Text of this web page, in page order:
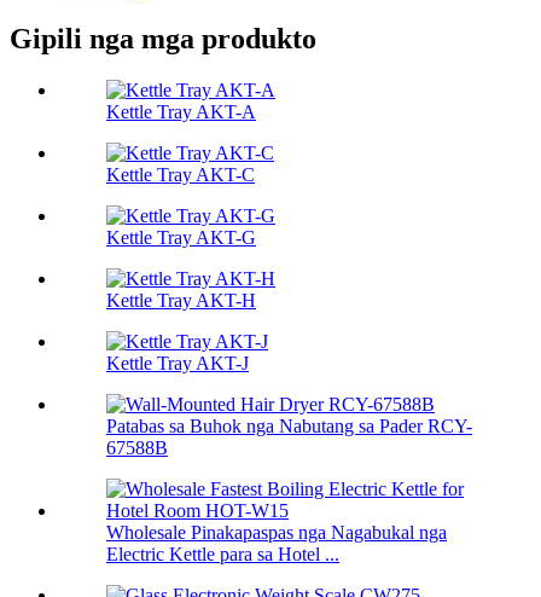
Gipili nga mga produkto
Kettle Tray AKT-A
Kettle Tray AKT-C
Kettle Tray AKT-G
Kettle Tray AKT-H
Kettle Tray AKT-J
Patabas sa Buhok nga Nabutang sa Pader RCY-
67588B
Wholesale Pinakapaspas nga Nagabukal nga
Electric Kettle para sa Hotel ...